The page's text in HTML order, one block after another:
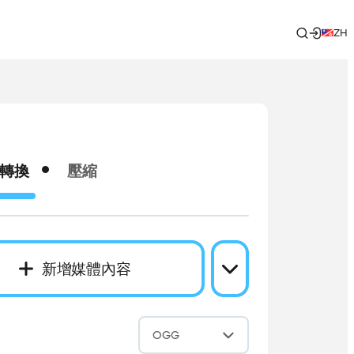
ZH
轉換 壓縮
新增媒體內容
OGG